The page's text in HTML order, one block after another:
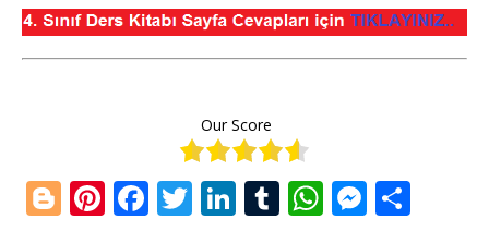
Our Score
Bl Pi F T Li T W M